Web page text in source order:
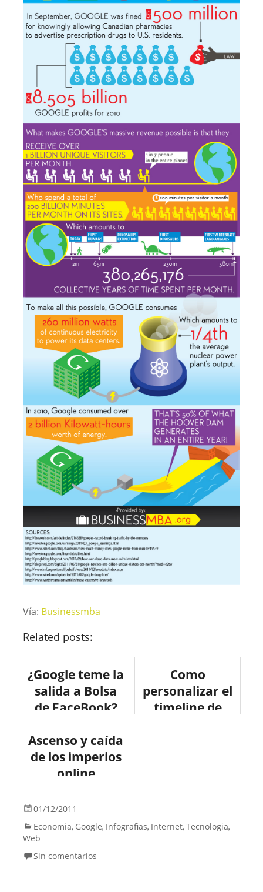
Vía: Businessmba
Related posts:
¿Google teme la
salida a Bolsa
de FaceBook?
#infographic
#socialmedia
#facebook
Como
personalizar el
timeline de
Ascenso y caída
de los imperios
online
#infographic
#socialmedia
01/12/2011
Economia, Google, Infografias, Internet, Tecnologia,
Web
Sin comentarios